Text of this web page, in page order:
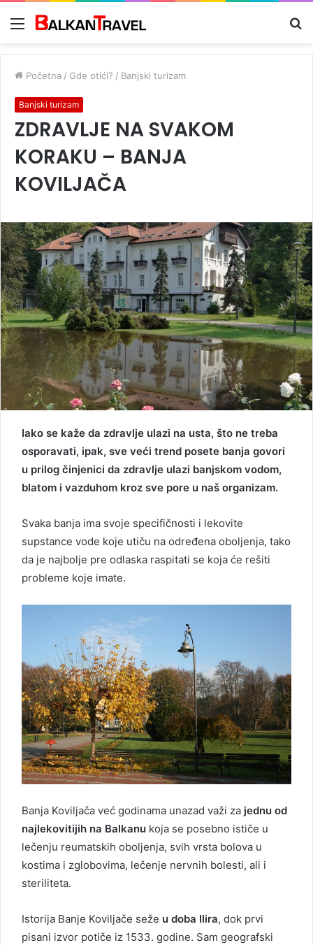
Meni
Početna / Gde otići? / Banjski turizam
Banjski turizam
ZDRAVLJE NA SVAKOM
KORAKU – BANJA
KOVILJAČA
Iako se kaže da zdravlje ulazi na usta, što ne treba
osporavati, ipak, sve veći trend posete banja govori
u prilog činjenici da zdravlje ulazi banjskom vodom,
blatom i vazduhom kroz sve pore u naš organizam.
Svaka banja ima svoje specifičnosti i lekovite
supstance vode koje utiču na određena oboljenja, tako
da je najbolje pre odlaska raspitati se koja će rešiti
probleme koje imate.
Banja Koviljača već godinama unazad važi za jednu od
najlekovitijih na Balkanu koja se posebno ističe u
lečenju reumatskih oboljenja, svih vrsta bolova u
kostima i zglobovima, lečenje nervnih bolesti, ali i
steriliteta.
Istorija Banje Koviljače seže u doba Ilira, dok prvi
pisani izvor potiče iz 1533. godine. Sam geografski